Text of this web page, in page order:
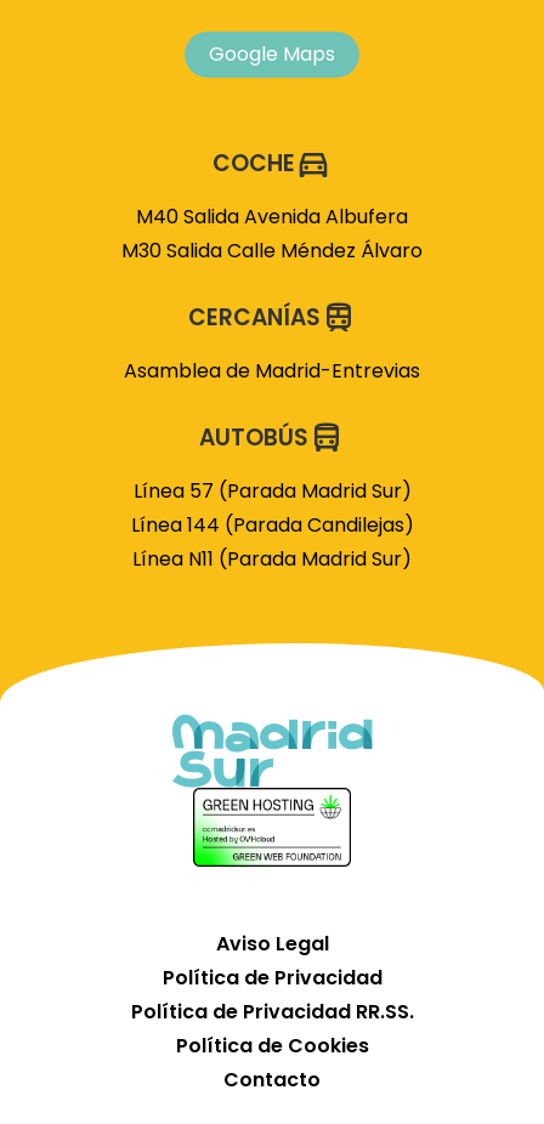
Google Maps
COCHE
M40 Salida Avenida Albufera
M30 Salida Calle Méndez Álvaro
CERCANÍAS
Asamblea de Madrid-Entrevias
AUTOBÚS
Línea 57 (Parada Madrid Sur)
Línea 144 (Parada Candilejas)
Línea N11 (Parada Madrid Sur)
Aviso Legal
Política de Privacidad
Política de Privacidad RR.SS.
Política de Cookies
Contacto